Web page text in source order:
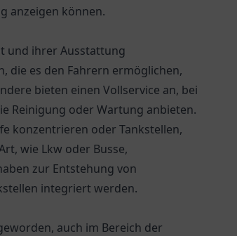
anzeigen können.
und ihrer Ausstattung
die es den Fahrern ermöglichen,
bieten einen Vollservice an, bei
Reinigung oder Wartung anbieten.
konzentrieren oder Tankstellen,
wie Lkw oder Busse,
zur Entstehung von
integriert werden.
auch im Bereich der